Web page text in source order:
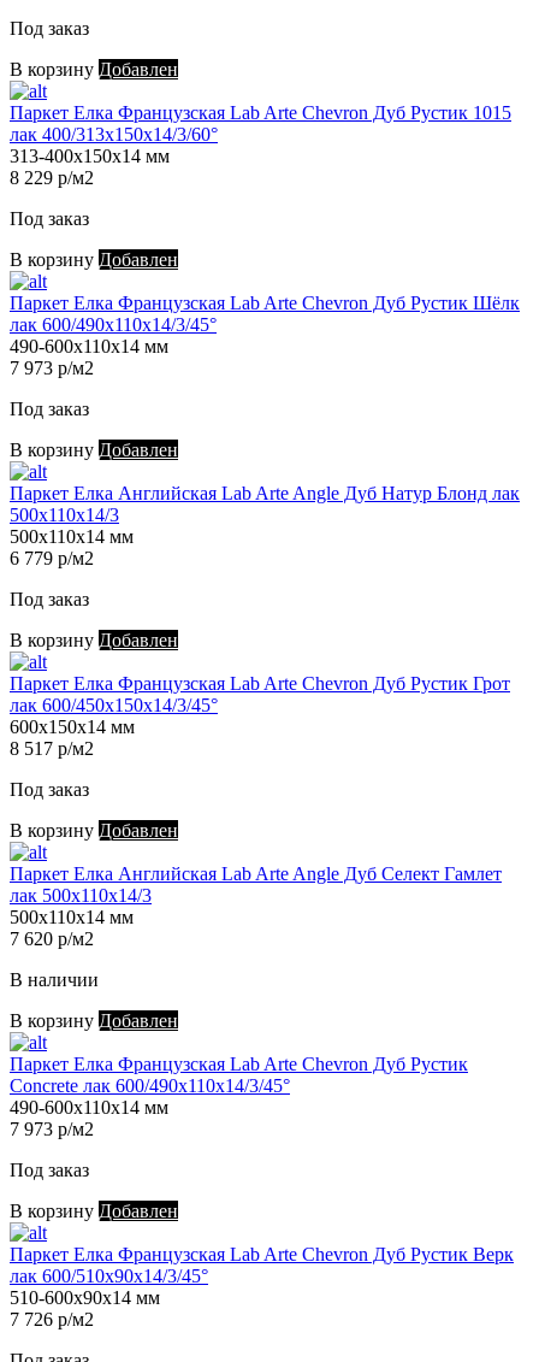
Под заказ
В корзину Добавлен
Паркет Елка Французская Lab Arte Chevron Дуб Рустик 1015
лак 400/313х150х14/3/60°
313-400х150х14 мм
8 229 р/м2
Под заказ
В корзину Добавлен
Паркет Елка Французская Lab Arte Chevron Дуб Рустик Шёлк
лак 600/490х110х14/3/45°
490-600х110х14 мм
7 973 р/м2
Под заказ
В корзину Добавлен
Паркет Елка Английская Lab Arte Angle Дуб Натур Блонд лак
500х110х14/3
500х110х14 мм
6 779 р/м2
Под заказ
В корзину Добавлен
Паркет Елка Французская Lab Arte Chevron Дуб Рустик Грот
лак 600/450х150х14/3/45°
600х150х14 мм
8 517 р/м2
Под заказ
В корзину Добавлен
Паркет Елка Английская Lab Arte Angle Дуб Селект Гамлет
лак 500х110х14/3
500х110х14 мм
7 620 р/м2
В наличии
В корзину Добавлен
Паркет Елка Французская Lab Arte Chevron Дуб Рустик
Concrete лак 600/490х110х14/3/45°
490-600х110х14 мм
7 973 р/м2
Под заказ
В корзину Добавлен
Паркет Елка Французская Lab Arte Chevron Дуб Рустик Верк
лак 600/510х90х14/3/45°
510-600х90х14 мм
7 726 р/м2